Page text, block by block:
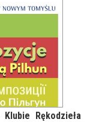
Klubie Rękodzieła